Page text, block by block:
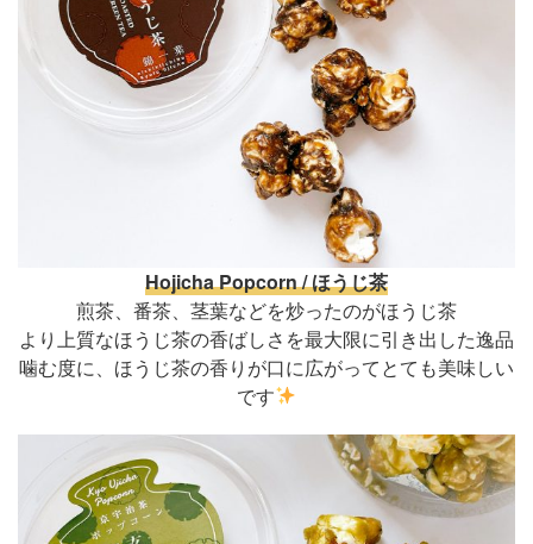
Hojicha Popcorn / ほうじ茶
煎茶、番茶、茎葉などを炒ったのがほうじ茶
より上質なほうじ茶の香ばしさを最大限に引き出した逸品
噛む度に、ほうじ茶の香りが口に広がってとても美味しい
です